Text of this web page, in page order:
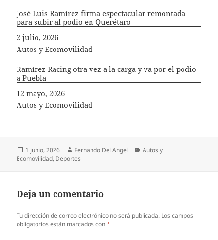
José Luis Ramírez firma espectacular remontada
para subir al podio en Querétaro
Fecha
2 julio, 2026
In relation to
Autos y Ecomovilidad
Ramírez Racing otra vez a la carga y va por el podio
a Puebla
Fecha
12 mayo, 2026
In relation to
Autos y Ecomovilidad
Publicado
el
1 junio, 2026 Autor
Fernando Del Angel Categorías
Autos y
Ecomovilidad, Deportes
Deja un comentario
Tu dirección de correo electrónico no será publicada. Los campos
obligatorios están marcados con*